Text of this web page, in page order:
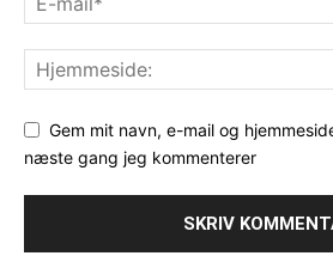
Gem mit navn, e-mail og
næste gang jeg kommenterer